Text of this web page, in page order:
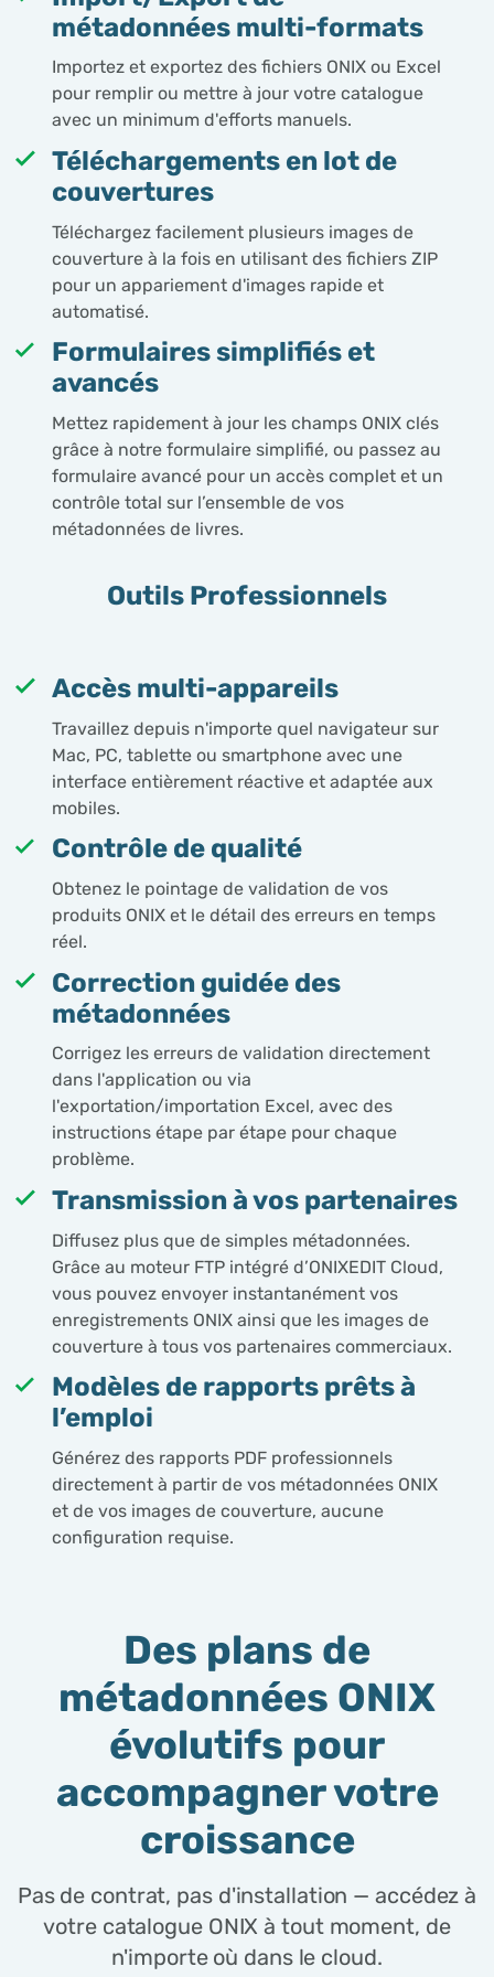
métadonnées multi-formats
Importez et exportez des fichiers ONIX ou Excel
pour remplir ou mettre à jour votre catalogue
avec un minimum d'efforts manuels.
Téléchargements en lot de
couvertures
Téléchargez facilement plusieurs images de
couverture à la fois en utilisant des fichiers ZIP
pour un appariement d'images rapide et
automatisé.
Formulaires simplifiés et
avancés
Mettez rapidement à jour les champs ONIX clés
grâce à notre formulaire simplifié, ou passez au
formulaire avancé pour un accès complet et un
contrôle total sur l’ensemble de vos
métadonnées de livres.
Outils Professionnels
Accès multi-appareils
Travaillez depuis n'importe quel navigateur sur
Mac, PC, tablette ou smartphone avec une
interface entièrement réactive et adaptée aux
mobiles.
Contrôle de qualité
Obtenez le pointage de validation de vos
produits ONIX et le détail des erreurs en temps
réel.
Correction guidée des
métadonnées
Corrigez les erreurs de validation directement
dans l'application ou via
l'exportation/importation Excel, avec des
instructions étape par étape pour chaque
problème.
Transmission à vos partenaires
Diffusez plus que de simples métadonnées.
Grâce au moteur FTP intégré d’ONIXEDIT Cloud,
vous pouvez envoyer instantanément vos
enregistrements ONIX ainsi que les images de
couverture à tous vos partenaires commerciaux.
Modèles de rapports prêts à
l’emploi
Générez des rapports PDF professionnels
directement à partir de vos métadonnées ONIX
et de vos images de couverture, aucune
configuration requise.
Des plans de
métadonnées ONIX
évolutifs pour
accompagner votre
croissance
Pas de contrat, pas d'installation — accédez à
votre catalogue ONIX à tout moment, de
n'importe où dans le cloud.